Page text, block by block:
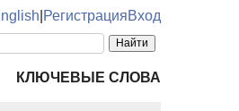
РегистрацияВход
КЛЮЧЕВЫЕ СЛОВА